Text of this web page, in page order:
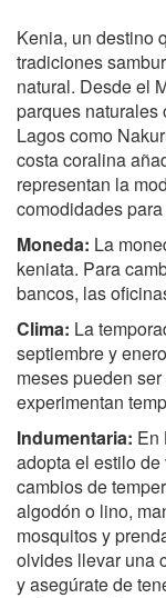
Kenia, un destino
tradiciones
natural. Desde el
parques naturales
Lagos como
costa coralina
representan la
comodidades
Moneda: La
keniata. Para
bancos, las
Clima: La
septiembre y
meses pueden
experimentan
Indumentaria: En
adopta el estilo
cambios de
algodón o lino,
mosquitos y
olvides llevar una
y asegúrate de